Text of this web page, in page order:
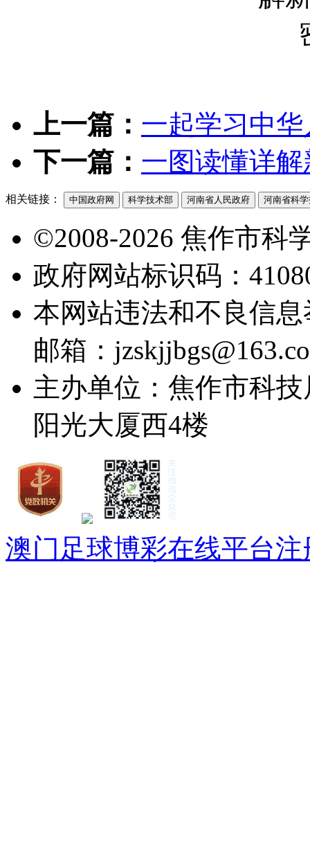
上一篇： 一起学习中
下一篇： 一图读懂详
相关链接： 中国政府网 科学技术部 河南省人民政府 河南省科
©2008-2026 焦作市科
政府网站标识码：
本网站违法和不良信息
邮箱：
主办单位：焦作市科
阳光大厦西4楼
澳门足球博彩在线平台注